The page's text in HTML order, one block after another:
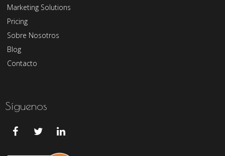
Marketing Solutions
Pricing
Sobre Nosotros
Blog
Contacto
Síguenos